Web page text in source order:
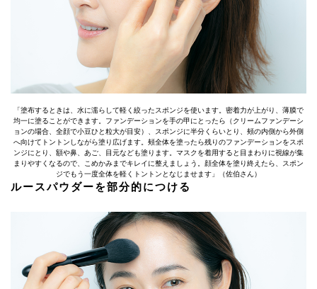
「塗布するときは、水に濡らして軽く絞ったスポンジを使います。密着力が上がり、薄膜で
均一に塗ることができます。ファンデーションを手の甲にとったら（クリームファンデーシ
ョンの場合、全顔で小豆ひと粒大が目安）、スポンジに半分くらいとり、頰の内側から外側
へ向けてトントンしながら塗り広げます。頰全体を塗ったら残りのファンデーションをスポ
ンジにとり、額や鼻、あご、目元なども塗ります。マスクを着用すると目まわりに視線が集
まりやすくなるので、こめかみまでキレイに整えましょう。顔全体を塗り終えたら、スポン
ジでもう一度全体を軽くトントンとなじませます」（佐伯さん）
ルースパウダーを部分的につける